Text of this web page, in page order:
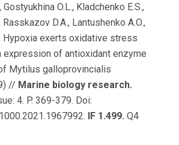
Gostyukhina O.L., Kladchenko E.S.,
D.A., Lantushenko A.O.,
Hypoxia exerts oxidative stress
expression of antioxidant enzyme
Mytilus galloprovincialis
// Marine biology research.
4. P. 369-379. Doi:
IF 1.499. Q4